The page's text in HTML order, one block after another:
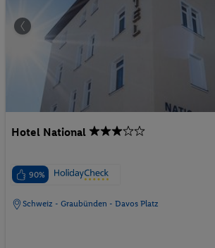
Hotel National
90%
Schweiz - Graubünden - Davos Platz